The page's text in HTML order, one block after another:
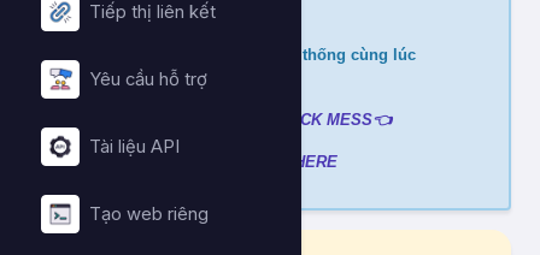
Tiếp thị liên kết
Yêu cầu hỗ trợ
Tài liệu API
Tạo web riêng
cài đè đơn
Không xử lý nếu mua ở nhiều hệ thống cùng lúc
tránh hao hụt số dư
CLICK MESS👈
Xem video hướng dẫn CLICK HERE